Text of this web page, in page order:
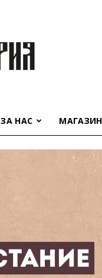
ЗА НАС МАГАЗИН